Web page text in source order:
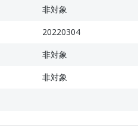
非対象
20220304
非対象
非対象